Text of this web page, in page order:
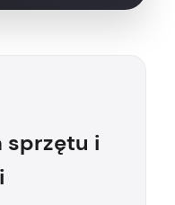
sprzętu i